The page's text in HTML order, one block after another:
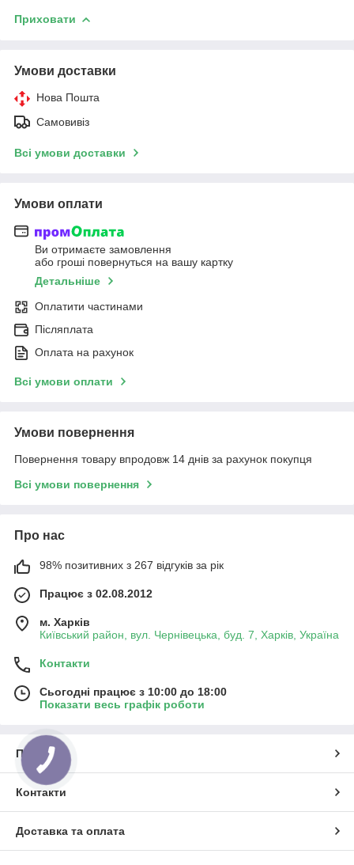
Приховати
Умови доставки
Нова Пошта
Самовивіз
Всі умови доставки
Умови оплати
Ви отримаєте замовлення
або гроші повернуться на вашу картку
Детальніше
Оплатити частинами
Післяплата
Оплата на рахунок
Всі умови оплати
Умови повернення
Повернення товару впродовж 14 днів за рахунок покупця
Всі умови повернення
Про нас
98% позитивних з 267 відгуків за рік
Працює з 02.08.2012
м. Харків
Київський район, вул. Чернівецька, буд. 7, Харків, Україна
Контакти
Сьогодні працює з 10:00 до 18:00
Показати весь графік роботи
Про нас
Контакти
Доставка та оплата